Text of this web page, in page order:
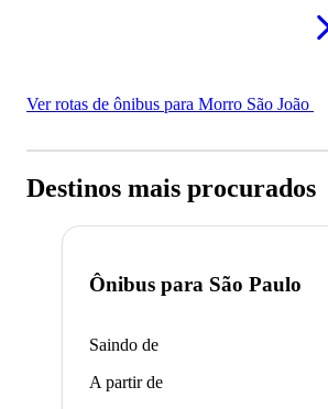
Ver rotas de ônibus para Morro São João
Destinos mais procurados
Ônibus para São Paulo
Saindo de
A partir de